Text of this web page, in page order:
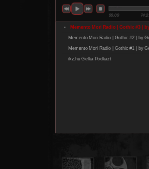
tagok másnap, március 25-én,
lehetőséghez, míg a teljes körű
www.livenation.hu